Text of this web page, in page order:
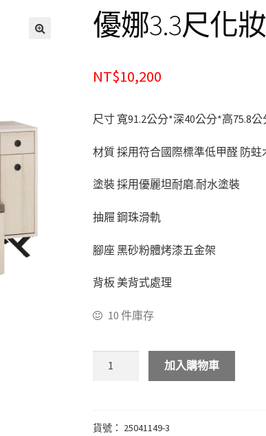
優娜3.3尺化
NT$10,200
尺寸 寬91.2公分*深40公分*高75.8公
材質 採用符合國際標準低甲醛 防蛀
塗裝 採用優麗坦耐磨.耐水塗裝
抽屜 鋼珠滑軌
腳座 黑砂粉體烤漆五金架
背板 美背式處理
10 件庫存
加入購物車
貨號： 25041149-3